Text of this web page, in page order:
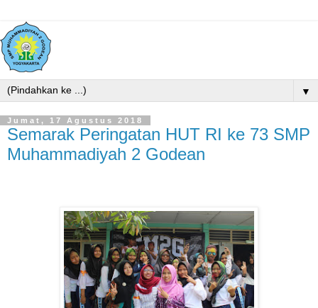
▼
Jumat, 17 Agustus 2018
Semarak Peringatan HUT RI ke 73 SMP
Muhammadiyah 2 Godean